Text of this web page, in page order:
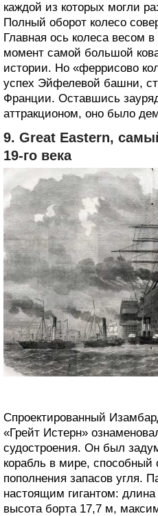
каждой из которых могли
Полный оборот колесо
Главная ось колеса весом
момент самой большой
истории. Но «феррисово
успех Эйфелевой башни,
Франции. Оставшись
аттракционом, оно было
9. Great Eastern,
19-го века
Спроектированный
«Грейт Истерн»
судостроения. Он был
корабль в мире, способный
пополнения запасов угля.
настоящим гигантом:
высота борта 17,7 м,